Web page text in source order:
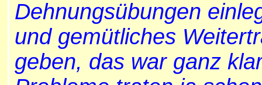
Dehnungsübungen
und gemütliches
geben, das war ganz